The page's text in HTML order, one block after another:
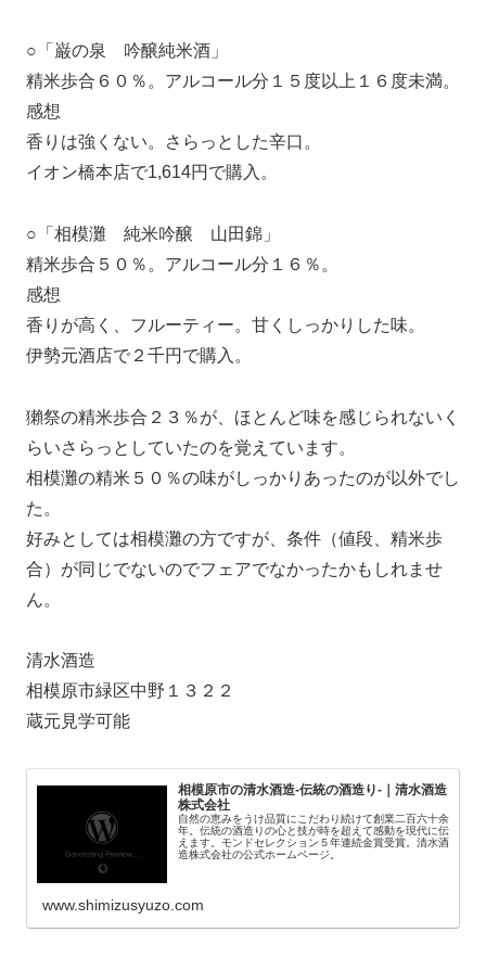
○「巌の泉 吟醸純米酒」
精米歩合６０％。アルコール分１５度以上１６度未満。
感想
香りは強くない。さらっとした辛口。
イオン橋本店で1,614円で購入。
○「相模灘 純米吟醸 山田錦」
精米歩合５０％。アルコール分１６％。
感想
香りが高く、フルーティー。甘くしっかりした味。
伊勢元酒店で２千円で購入。
獺祭の精米歩合２３％が、ほとんど味を感じられないく
らいさらっとしていたのを覚えています。
相模灘の精米５０％の味がしっかりあったのが以外でし
た。
好みとしては相模灘の方ですが、条件（値段、精米歩
合）が同じでないのでフェアでなかったかもしれませ
ん。
清水酒造
相模原市緑区中野１３２２
蔵元見学可能
相模原市の清水酒造-伝統の酒造り-｜清水酒造
株式会社
自然の恵みをうけ品質にこだわり続けて創業二百六十余
年。伝統の酒造りの心と技が時を超えて感動を現代に伝
えます。モンドセレクション５年連続金賞受賞。清水酒
造株式会社の公式ホームページ。
www.shimizusyuzo.com